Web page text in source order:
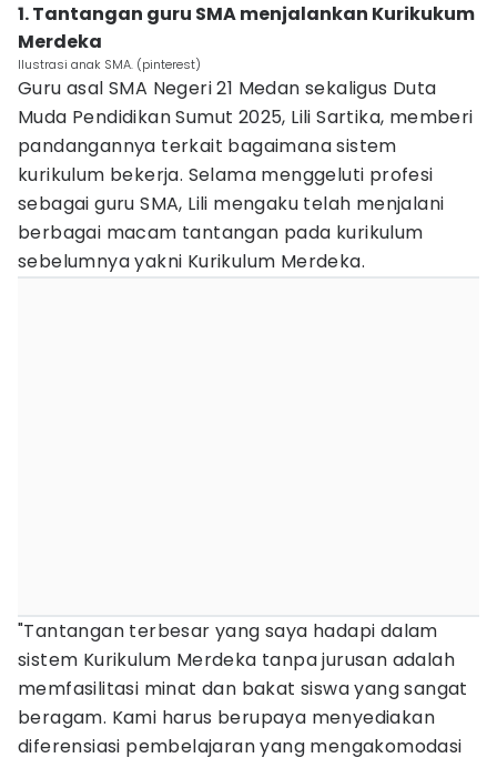
1. Tantangan guru SMA menjalankan Kurikukum
Merdeka
Ilustrasi anak SMA. (pinterest)
Guru asal SMA Negeri 21 Medan sekaligus Duta
Muda Pendidikan Sumut 2025, Lili Sartika, memberi
pandangannya terkait bagaimana sistem
kurikulum bekerja. Selama menggeluti profesi
sebagai guru SMA, Lili mengaku telah menjalani
berbagai macam tantangan pada kurikulum
sebelumnya yakni Kurikulum Merdeka.
"Tantangan terbesar yang saya hadapi dalam
sistem Kurikulum Merdeka tanpa jurusan adalah
memfasilitasi minat dan bakat siswa yang sangat
beragam. Kami harus berupaya menyediakan
diferensiasi pembelajaran yang mengakomodasi